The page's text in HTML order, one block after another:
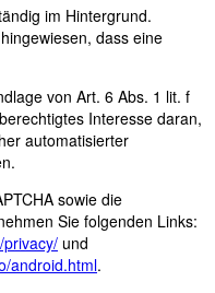
im Hintergrund.
dass eine
von Art. 6 Abs. 1 lit. f
Interesse daran,
automatisierter
sowie die
Sie folgenden Links:
privacy/ und
android.html.